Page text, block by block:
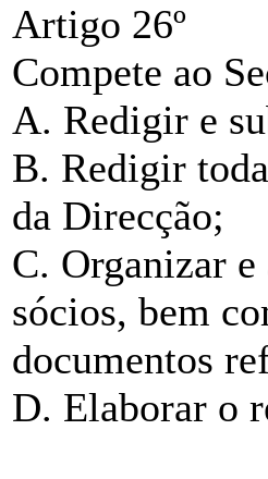
Artigo 26º
Compete ao
A. Redigir e
B. Redigir
da Direcção;
C. Organizar
sócios, bem
documentos
D. Elaborar o